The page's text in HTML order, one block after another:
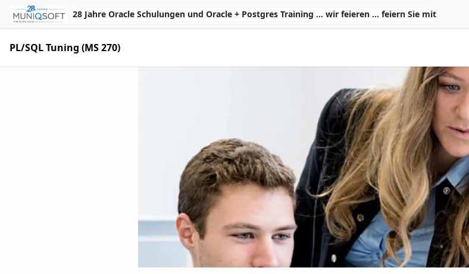
Skip to Main Content
28 Jahre Oracle Schulungen und Oracle + Postgres Training ... wir feieren ... feiern Sie mit
PL/SQL Tuning (MS 270)